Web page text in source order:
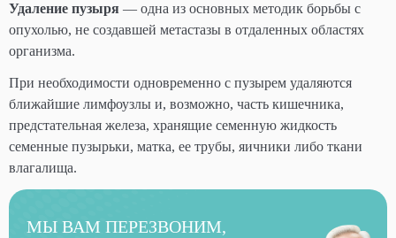
Удаление пузыря — одна из основных методик борьбы с
опухолью, не создавшей метастазы в отдаленных областях
организма.
При необходимости одновременно с пузырем удаляются
ближайшие лимфоузлы и, возможно, часть кишечника,
предстательная железа, хранящие семенную жидкость
семенные пузырьки, матка, ее трубы, яичники либо ткани
влагалища.
МЫ ВАМ ПЕРЕЗВОНИМ,